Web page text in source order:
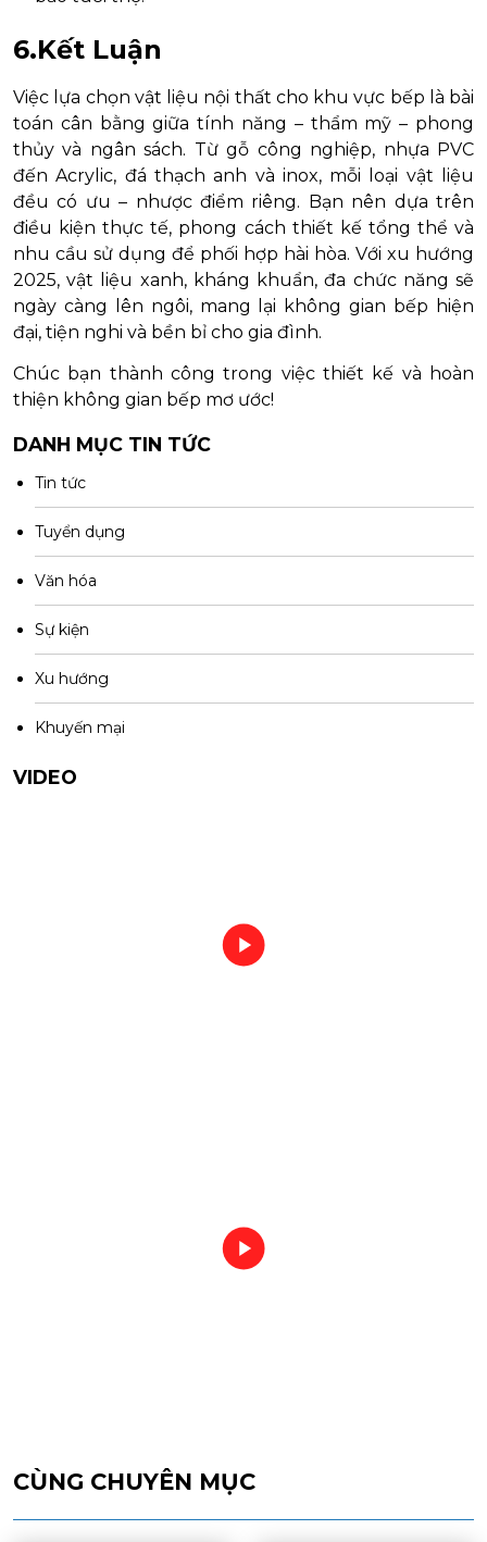
6.Kết Luận
Việc lựa chọn vật liệu nội thất cho khu vực bếp là bài
toán cân bằng giữa tính năng – thẩm mỹ – phong
thủy và ngân sách. Từ gỗ công nghiệp, nhựa PVC
đến Acrylic, đá thạch anh và inox, mỗi loại vật liệu
đều có ưu – nhược điểm riêng. Bạn nên dựa trên
điều kiện thực tế, phong cách thiết kế tổng thể và
nhu cầu sử dụng để phối hợp hài hòa. Với xu hướng
2025, vật liệu xanh, kháng khuẩn, đa chức năng sẽ
ngày càng lên ngôi, mang lại không gian bếp hiện
đại, tiện nghi và bền bỉ cho gia đình.
Chúc bạn thành công trong việc thiết kế và hoàn
thiện không gian bếp mơ ước!
DANH MỤC TIN TỨC
Tin tức
Tuyển dụng
Văn hóa
Sự kiện
Xu hướng
Khuyến mại
VIDEO
CÙNG CHUYÊN MỤC